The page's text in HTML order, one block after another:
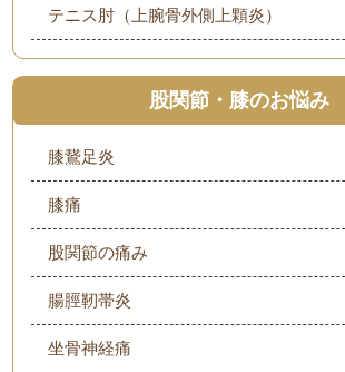
テニス肘（上腕骨外側上顆炎）
股関節・膝のお悩み
膝鵞足炎
膝痛
股関節の痛み
腸脛靭帯炎
坐骨神経痛